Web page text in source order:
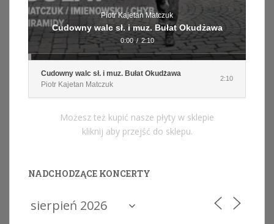
Piotr Kajetan Matczuk
Cudowny walc sł. i muz. Bułat Okudżawa
0:00 / 2:10
Cudowny walc sł. i muz. Bułat Okudżawa
Piotr Kajetan Matczuk
2:10
Możesz też kupić nasze płyty w sklepie
kliknij aby przejść do sklepu.
NADCHODZĄCE KONCERTY